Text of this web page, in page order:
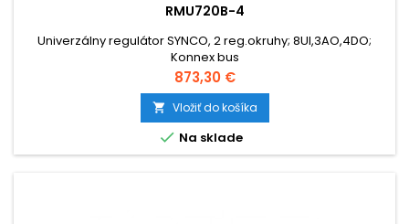
RMU720B-4
Univerzálny regulátor SYNCO, 2 reg.okruhy; 8UI,3AO,4DO;
Konnex bus
Cena
873,30 €
 Vložiť do košíka
 Na sklade